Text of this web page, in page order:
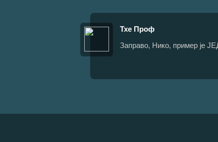
Тхе Проф
Заправо, Нико, пример је